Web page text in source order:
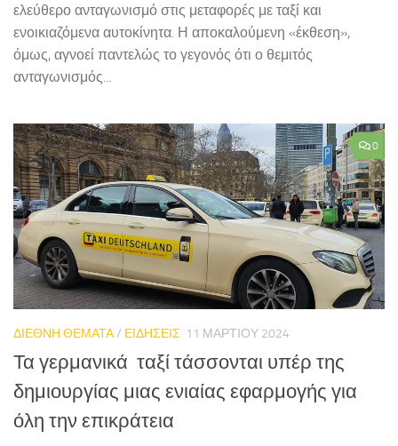
ελεύθερο ανταγωνισμό στις μεταφορές με ταξί και
ενοικιαζόμενα αυτοκίνητα. Η αποκαλούμενη «έκθεση»,
όμως, αγνοεί παντελώς το γεγονός ότι ο θεμιτός
ανταγωνισμός...
0
ΔΙΕΘΝΗ ΘΕΜΑΤΑ/ ΕΙΔΗΣΕΙΣ 11 ΜΑΡΤΊΟΥ 2024
Τα γερμανικά ταξί τάσσονται υπέρ της
δημιουργίας μιας ενιαίας εφαρμογής για
όλη την επικράτεια